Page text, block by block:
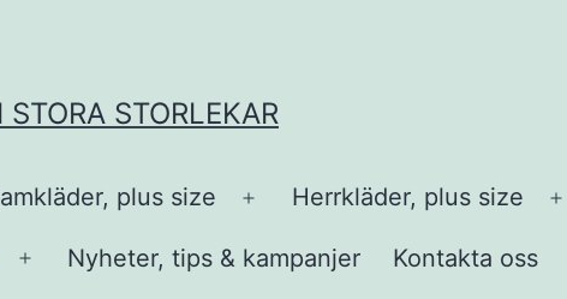
STORLEKAR
plus size
Öppna
meny
Herrkläder, plus size
Öppna
Nyheter, tips & kampanjer Kontakta oss